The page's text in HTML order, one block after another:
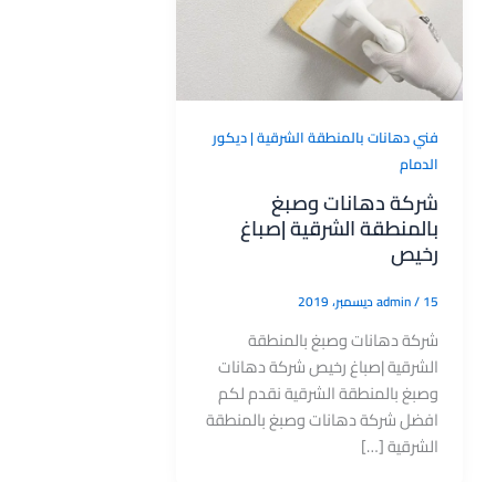
فني دهانات بالمنطقة الشرقية | ديكور
الدمام
شركة دهانات وصبغ
بالمنطقة الشرقية |صباغ
رخيص
admin/15 ديسمبر، 2019
شركة دهانات وصبغ بالمنطقة
الشرقية |صباغ رخيص شركة دهانات
وصبغ بالمنطقة الشرقية نقدم لكم
افضل شركة دهانات وصبغ بالمنطقة
الشرقية […]